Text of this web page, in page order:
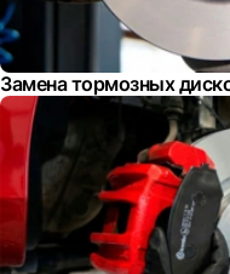
Замена тормозных